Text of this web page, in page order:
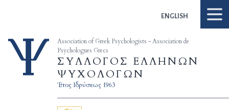
ENGLISH
Association of Greek Psychologists - Association de
Psychologues Grecs
ΣΥΛΛΟΓΟΣ ΕΛΛΗΝΩΝ
ΨΥΧΟΛΟΓΩΝ
Έτος Ιδρύσεως 1963